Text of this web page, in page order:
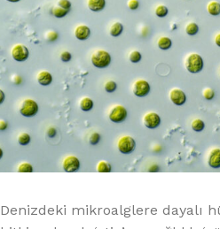
Denizdeki mikroalglere dayalı